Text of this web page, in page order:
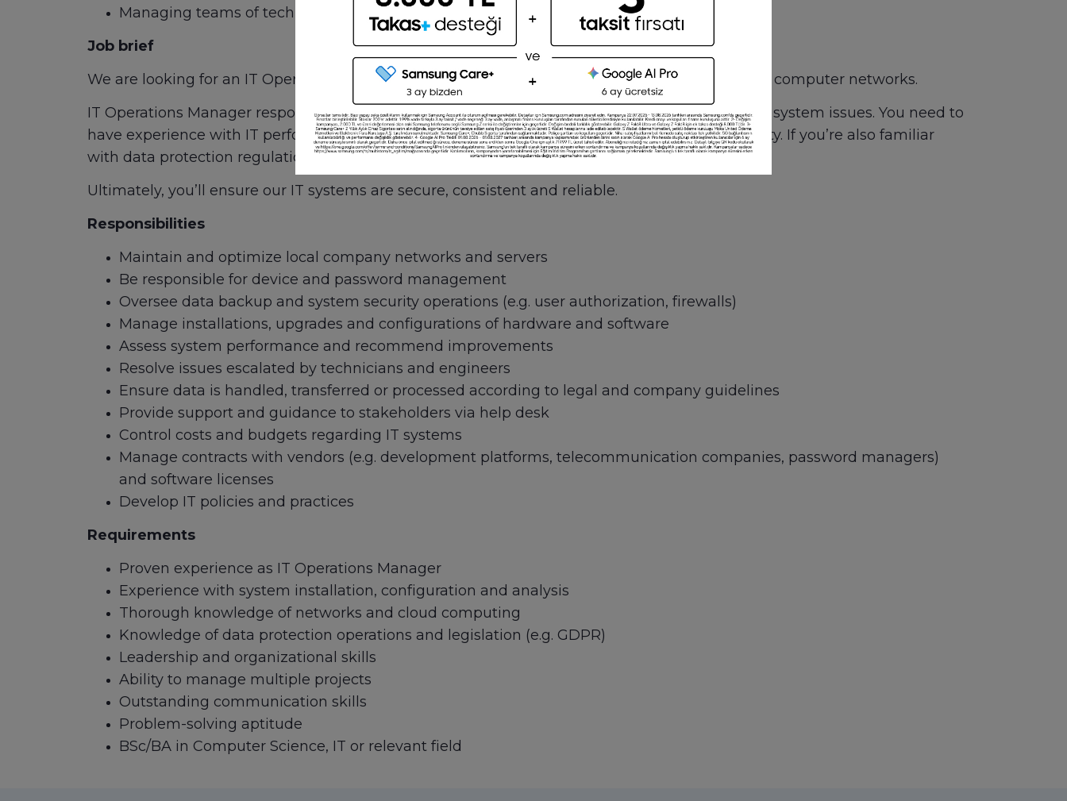
Managing teams of technicians, system engineers and other IT staff
Job brief
We are looking for an IT Operations Manager to oversee our company’s hardware, software and computer networks.
IT Operations Manager responsibilities include monitoring network infrastructure and resolving system issues. You need to
have experience with IT performance management, network administration and system security. If you’re also familiar
with data protection regulations and able to juggle multiple projects, we’d like to meet you.
Ultimately, you’ll ensure our IT systems are secure, consistent and reliable.
Responsibilities
Maintain and optimize local company networks and servers
Be responsible for device and password management
Oversee data backup and system security operations (e.g. user authorization, firewalls)
Manage installations, upgrades and configurations of hardware and software
Assess system performance and recommend improvements
Resolve issues escalated by technicians and engineers
Ensure data is handled, transferred or processed according to legal and company guidelines
Provide support and guidance to stakeholders via help desk
Control costs and budgets regarding IT systems
Manage contracts with vendors (e.g. development platforms, telecommunication companies, password managers)
and software licenses
Develop IT policies and practices
Requirements
Proven experience as IT Operations Manager
Experience with system installation, configuration and analysis
Thorough knowledge of networks and cloud computing
Knowledge of data protection operations and legislation (e.g. GDPR)
Leadership and organizational skills
Ability to manage multiple projects
Outstanding communication skills
Problem-solving aptitude
BSc/BA in Computer Science, IT or relevant field